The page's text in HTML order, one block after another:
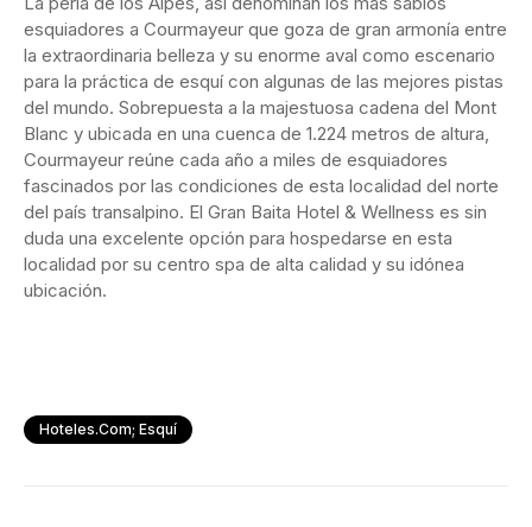
esquiadores a Courmayeur que goza de gran armonía entre
la extraordinaria belleza y su enorme aval como escenario
para la práctica de esquí con algunas de las mejores pistas
del mundo. Sobrepuesta a la majestuosa cadena del Mont
Blanc y ubicada en una cuenca de 1.224 metros de altura,
Courmayeur reúne cada año a miles de esquiadores
fascinados por las condiciones de esta localidad del norte
del país transalpino. El Gran Baita Hotel & Wellness es sin
duda una excelente opción para hospedarse en esta
localidad por su centro spa de alta calidad y su idónea
ubicación.
Hoteles.com; Esquí